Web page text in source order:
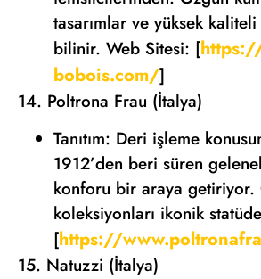
tasarımlar ve yüksek
bilinir. Web Sitesi: [
bobois.com/]
14. Poltrona Frau (İtalya)
Tanıtım: Deri işleme
1912’den beri süren
konforu bir araya getiriyor.
koleksiyonları ikonik
[https://
15. Natuzzi (İtalya)